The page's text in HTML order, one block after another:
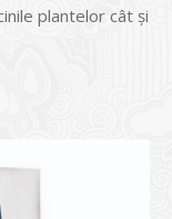
plantelor cât şi